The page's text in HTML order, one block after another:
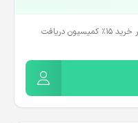
با معرفی این محصول به دوستان خود، از هر خرید ۱۵٪ کمیسیون دریافت